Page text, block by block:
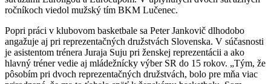
ročníkoch viedol mužský tím BKM Lučenec.
Popri práci v klubovom basketbale sa Peter Jankovič dlhodobo
angažuje aj pri reprezentačných družstvách Slovenska. V súčasnosti
je asistentom trénera Juraja Suju pri ženskej reprezentácii a ako
hlavný tréner vedie aj mládežnícky výber SR do 15 rokov. „Tým, že
pôsobím pri dvoch reprezentačných družstvách, bolo pre mňa viac